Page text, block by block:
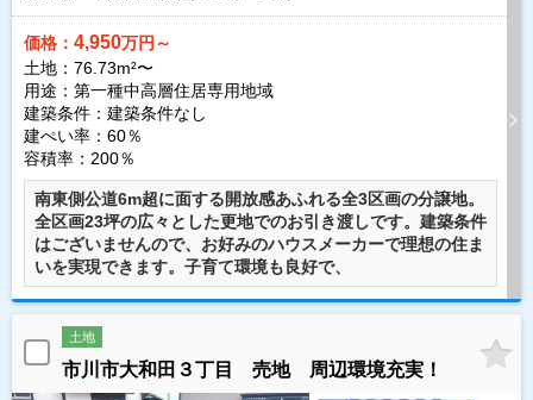
価格： 4,950万円～
土地：76.73m²〜
用途：第一種中高層住居専用地域
建築条件： 建築条件なし
建ぺい率：60％
容積率：200％
南東側公道6m超に面する開放感あふれる全3区画の分譲地。
全区画23坪の広々とした更地でのお引き渡しです。建築条件
はございませんので、お好みのハウスメーカーで理想の住ま
いを実現できます。子育て環境も良好で、
土地
市川市大和田３丁目 売地 周辺環境充実！